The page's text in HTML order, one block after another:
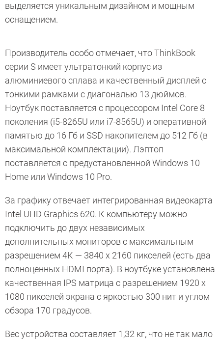
выделяется уникальным дизайном и мощным
оснащением.
Производитель особо отмечает, что ThinkBook
серии S имеет ультратонкий корпус из
алюминиевого сплава и качественный дисплей с
тонкими рамками с диагональю 13 дюймов.
Ноутбук поставляется с процессором Intel Core 8
поколения (i5-8265U или i7-8565U) и оперативной
памятью до 16 Гб и SSD накопителем до 512 Гб (в
максимальной комплектации). Лэптоп
поставляется с предустановленной Windows 10
Home или Windows 10 Pro.
За графику отвечает интегрированная видеокарта
Intel UHD Graphics 620. К компьютеру можно
подключить до двух независимых
дополнительных мониторов с максимальным
разрешением 4К — 3840 х 2160 пикселей (есть два
полноценных HDMI порта). В ноутбуке установлена
качественная IPS матрица с разрешением 1920 х
1080 пикселей экрана с яркостью 300 нит и углом
обзора 170 градусов.
Вес устройства составляет 1,32 кг, что не так мало